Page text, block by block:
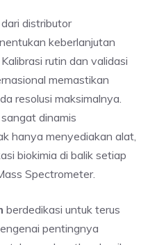
distributor
keberlanjutan
. Kalibrasi rutin dan validasi
memastikan
resolusi maksimalnya.
dinamis
hanya menyediakan alat,
biokimia di balik setiap
Spectrometer.
berdedikasi untuk terus
pentingnya